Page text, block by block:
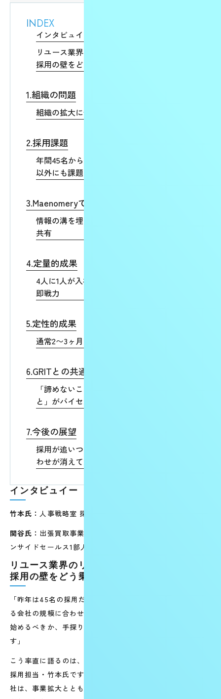
INDEX
インタビュイー
リユース業界のリーディングカンパニーが、
採用の壁をどう乗り越えたのか
1.組織の問題
組織の拡大に伴う採用数の大幅増加
2.採用課題
年間45名から150名へ。目標達成への不安、
以外にも課題があった
3.Maenomeryである理由
情報の溝を埋めた、電話一本による密な情報
共有
4.定量的成果
4人に1人が入社を決意。初月から頭角を現す
即戦力
5.定性的成果
通常2〜3ヶ月の成果を、入社翌月に達成
6.GRITとの共通点
「諦めないこと」ではなく「改善し続けるこ
と」がバイセルで活きる
7.今後の展望
採用が追いつかなければ、せっかくの問い合
わせが消えていく
インタビュイー
竹本氏： 人事戦略室 採用戦略本部 中途採用グループ
関谷氏： 出張買取事業統括本部インサイドセールス本部イ
ンサイドセールス1部人事戦略
リユース業界のリーディングカンパニーが、
採用の壁をどう乗り越えたのか
「昨年は45名の採用だったのに対し、今年は急速に拡大す
る会社の規模に合わせて目標が150名となりました。何から
始めるべきか、手探りの状態だったのが正直なところで
す」
こう率直に語るのは、株式会社BuySellTechnologiesの中途
採用担当・竹本氏です。リユース業界で急成長を続ける同
社は、事業拡大とともに採用目標が一気に3倍以上に膨れ上